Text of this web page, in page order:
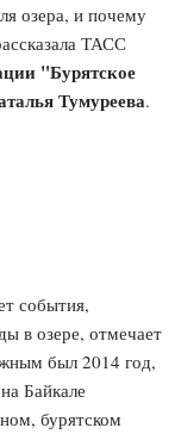
озера, и почему
ТАСС
"Бурятское
Тумуреева.
события,
в озере, отмечает
был 2014 год,
Байкале
бурятском